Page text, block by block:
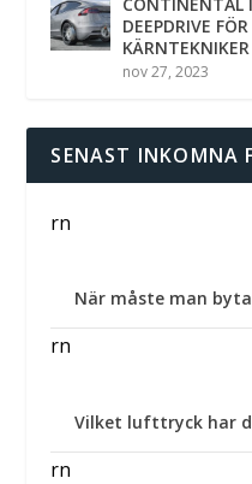
DEEPDRIVE
nov 27, 2023
SENAST INKOMNA
rn
När måste man
rn
Vilket lufttryck har
rn